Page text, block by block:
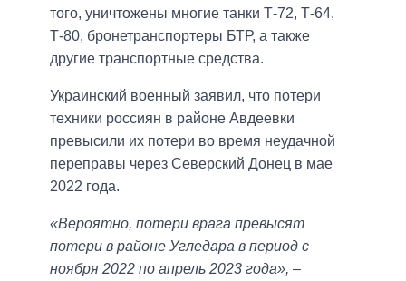
того, уничтожены многие танки Т-72, Т-64,
Т-80, бронетранспортеры БТР, а также
другие транспортные средства.
Украинский военный заявил, что потери
техники россиян в районе Авдеевки
превысили их потери во время неудачной
переправы через Северский Донец в мае
2022 года.
«Вероятно, потери врага превысят
потери в районе Угледара в период с
ноября 2022 по апрель 2023 года», –